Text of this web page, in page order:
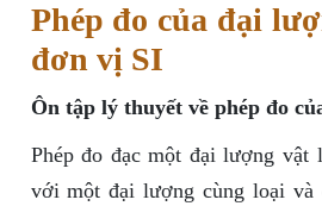
Phép đo của đại
đơn vị SI
Ôn tập lý thuyết về phép đo
Phép đo đạc một đại lượng vật
với một đại lượng cùng loại